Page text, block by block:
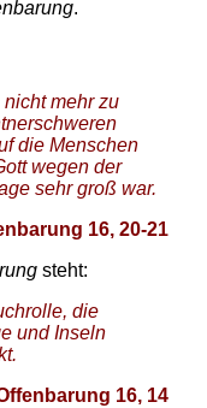
.
mehr zu
die Menschen
wegen der
sehr groß war.
16, 20-21
steht:
die
und Inseln
16, 14